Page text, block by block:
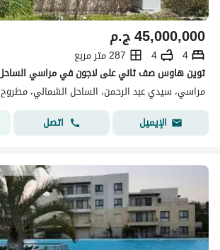
ج.م45,000,000
4
4
287 متر مربع
مراسي، سيدي عبد الرحمن، الساحل الشمالي، مطروح
الإيميل
اتصل